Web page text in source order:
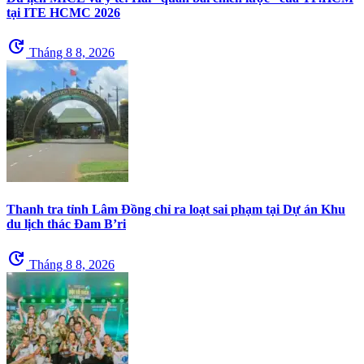
tại ITE HCMC 2026
update Tháng 8 8, 2026
Thanh tra tỉnh Lâm Đồng chỉ ra loạt sai phạm tại Dự án Khu
du lịch thác Đam B’ri
update Tháng 8 8, 2026